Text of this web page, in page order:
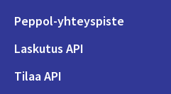
Peppol-yhteyspiste
Laskutus API
Tilaa API